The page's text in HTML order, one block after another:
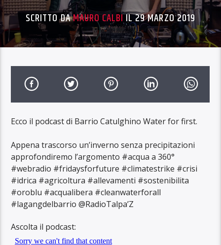
SCRITTO DAMAURO CALBIIL 29 MARZO 2019
Ecco il podcast di Barrio Catulghino Water for first.
Appena trascorso un’inverno senza precipitazioni
approfondiremo l’argomento #acqua a 360°
#webradio #fridaysforfuture #climatestrike #crisi
#idrica #agricoltura #allevamenti #sostenibilita
#oroblu #acqualibera #cleanwaterforall
#lagangdelbarrio @RadioTalpa’Z
Ascolta il podcast: